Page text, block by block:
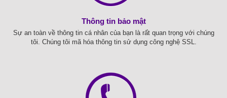
Thông tin bảo mật
Sự an toàn về thông tin cá nhân của bạn là rất quan trọng với chúng
tôi. Chúng tôi mã hóa thông tin sử dụng công nghệ SSL.